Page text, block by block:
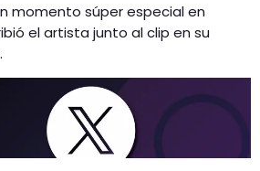
momento súper especial en
el artista junto al clip en su